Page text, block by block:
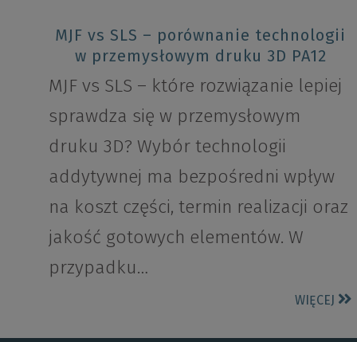
MJF vs SLS – porównanie technologii
w przemysłowym druku 3D PA12
MJF vs SLS – które rozwiązanie lepiej
sprawdza się w przemysłowym
druku 3D? Wybór technologii
addytywnej ma bezpośredni wpływ
na koszt części, termin realizacji oraz
jakość gotowych elementów. W
przypadku…
WIĘCEJ